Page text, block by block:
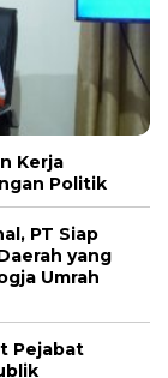
Kerja
Politik
PT Siap
yang
Umrah
Pejabat